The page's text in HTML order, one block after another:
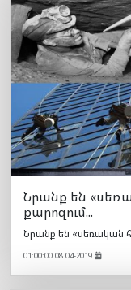
Նրանք են
քարոզում...
Նրանք են «սեռական
01:00:00 08.04-2019